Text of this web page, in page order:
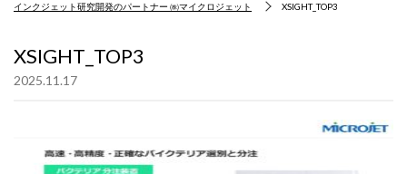
インクジェット研究開発のパートナー ㈱マイクロジェット XSIGHT_TOP3
XSIGHT_TOP3
2025.11.17